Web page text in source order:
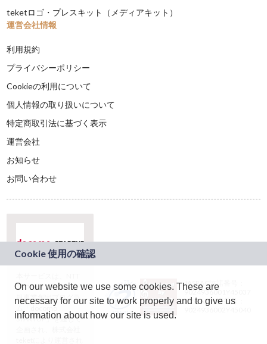
teketロゴ・プレスキット（メディアキット）
運営会社情報
利用規約
プライバシーポリシー
Cookieの利用について
個人情報の取り扱いについて
特定商取引法に基づく表示
運営会社
お知らせ
お問い合わせ
ドコモグループの新
規事業創出プログラ
ム「docomo
STARTUP」を通じて
JASRAC許諾番号：
9024936001Y45037
JASRAC許諾番号：
On our website we use some cookies. These are
necessary for our site to work properly and to give us
information about how our site is used.